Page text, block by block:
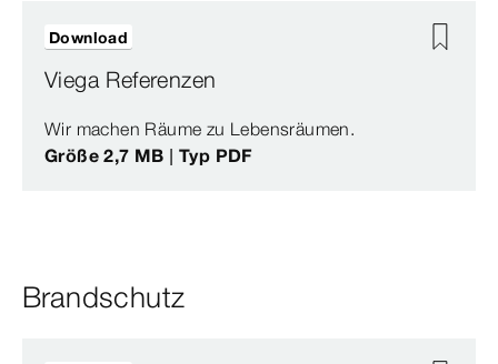
Viega Referenzen
Wir machen Räume zu Lebensräumen.
Größe 2,7 MB | Typ PDF
Download
Brandschutz